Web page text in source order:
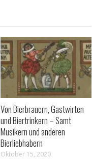
Von Bierbrauern, Gastwirten
und Biertrinkern – Samt
Musikern und anderen
Bierliebhabern
Oktober 15, 2020